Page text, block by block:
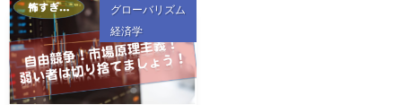
グローバリズム
経済学